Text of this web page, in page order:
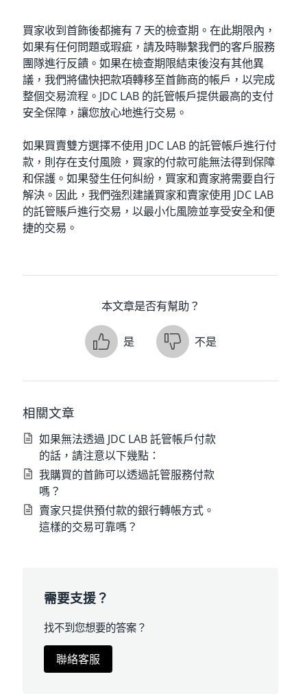
買家收到首飾後都擁有 7 天的檢查期。在此期限內，
如果有任何問題或瑕疵，請及時聯繫我們的客戶服務
團隊進行反饋。如果在檢查期限結束後沒有其他異
議，我們將儘快把款項轉移至首飾商的帳戶，以完成
整個交易流程。JDC LAB 的託管帳戶提供最高的支付
安全保障，讓您放心地進行交易。
如果買賣雙方選擇不使用 JDC LAB 的託管帳戶進行付
款，則存在支付風險，買家的付款可能無法得到保障
和保護。如果發生任何糾紛，買家和賣家將需要自行
解決。因此，我們強烈建議買家和賣家使用 JDC LAB
的託管賬戶進行交易，以最小化風險並享受安全和便
捷的交易。
本文章是否有幫助？
是 不是
相關文章
如果無法透過 JDC LAB 託管帳戶付款
的話，請注意以下幾點：
我購買的首飾可以透過託管服務付款
嗎？
賣家只提供預付款的銀行轉帳方式。
這樣的交易可靠嗎？
需要支援？
找不到您想要的答案？
聯絡客服